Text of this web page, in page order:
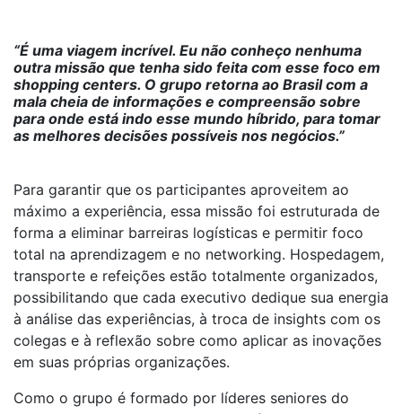
“É uma viagem incrível. Eu não conheço nenhuma
outra missão que tenha sido feita com esse foco em
shopping centers. O grupo retorna ao Brasil com a
mala cheia de informações e compreensão sobre
para onde está indo esse mundo híbrido, para tomar
as melhores decisões possíveis nos negócios.”
Para garantir que os participantes aproveitem ao
máximo a experiência, essa missão foi estruturada de
forma a eliminar barreiras logísticas e permitir foco
total na aprendizagem e no networking. Hospedagem,
transporte e refeições estão totalmente organizados,
possibilitando que cada executivo dedique sua energia
à análise das experiências, à troca de insights com os
colegas e à reflexão sobre como aplicar as inovações
em suas próprias organizações.
Como o grupo é formado por líderes seniores do